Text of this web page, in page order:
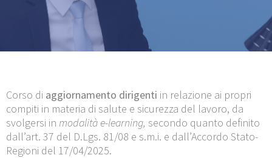
Corso di aggiornamento dirigenti in relazione ai propri
compiti in materia di salute e sicurezza del lavoro, da
svolgersi in modalità e-learning, secondo quanto definito
dall’art. 37 del D.Lgs. 81/08 e s.m.i. e dall’Accordo Stato-
Regioni del 17/04/2025.